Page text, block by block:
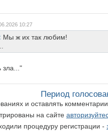
10:27
Мы ж их так любим!
зла..."
Период
и оставлять
на сайте
процедуру регистрации -